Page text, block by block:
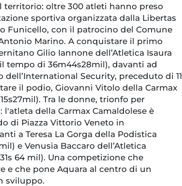
oltre 300 atleti hanno preso
sportiva organizzata dalla Libertas
Funicello, con il patrocino del Comune
Marino. A conquistare il primo
Gilio Iannone dell’Atletica Isaura
tempo di 36m44s28mil), davanti ad
dell’International Security, preceduto di 11
il podio, Giovanni Vitolo della Carmax
Tra le donne, trionfo per
l'atleta della Carmax Camaldolese è
di Piazza Vittorio Veneto in
a Teresa La Gorga della Podistica
e Venusia Baccaro dell’Atletica
64 mil). Una competizione che
e che pone Aquara al centro di un
sviluppo.